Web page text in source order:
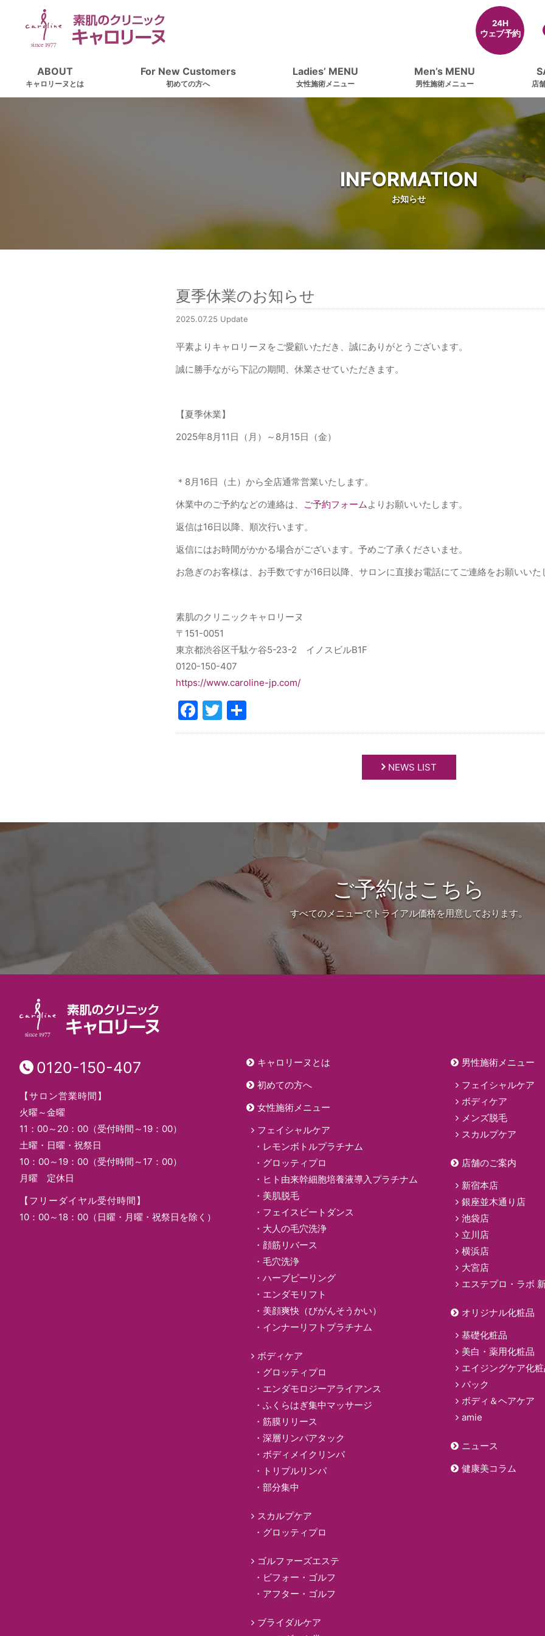
ABOUT
キャロリーヌとは
For New Customers
初めての方へ
Ladies’ MENU
女性施術メニュー
Men’s MENU
男性施術メニュー 店
24H
ウェブ予約
INFORMATION
お知らせ
夏季休業のお知らせ
2025.07.25 Update
平素よりキャロリーヌをご愛顧いただき、誠にありがとうございます。
誠に勝手ながら下記の期間、休業させていただきます。
【夏季休業】
2025年8月11日（月）～8月15日（金）
＊8月16日（土）から全店通常営業いたします。
休業中のご予約などの連絡は、
ご予約フォームよりお願いいたします。
返信は16日以降、順次行います。
返信にはお時間がかかる場合がございます。予めご了承くださいませ。
お急ぎのお客様は、お手数ですが16日以降、サロンに直接お電話にてご連絡をお願いいた
素肌のクリニックキャロリーヌ
〒151-0051
東京都渋谷区千駄ケ谷5-23-2 イノスビルB1F
0120-150-407
https://www.caroline-jp.com/
Facebook
Twitter
共
有
NEWS LIST
ご予約はこちら
すべてのメニューでトライアル価格を用意しております。
0120-150-407
【サロン営業時間】
火曜～金曜
11：00～20：00（受付時間～19：00）
土曜・日曜・祝祭日
10：00～19：00（受付時間～17：00）
月曜 定休日
【フリーダイヤル受付時間】
10：00～18：00（日曜・月曜・祝祭日を除く）
キャロリーヌとは
初めての方へ
女性施術メニュー
フェイシャルケア
レモンボトルプラチナム
グロッティプロ
ヒト由来幹細胞培養液導入プラチナム
美肌脱毛
フェイスビートダンス
大人の毛穴洗浄
顔筋リバース
毛穴洗浄
ハーブピーリング
エンダモリフト
美顔爽快（びがんそうかい）
インナーリフトプラチナム
ボディケア
グロッティプロ
エンダモロジーアライアンス
ふくらはぎ集中マッサージ
筋膜リリース
深層リンパアタック
ボディメイクリンパ
トリプルリンパ
部分集中
スカルプケア
グロッティプロ
ゴルファーズエステ
ビフォー・ゴルフ
アフター・ゴルフ
ブライダルケア
男性施術メニュー
フェイシャルケア
ボディケア
メンズ脱毛
スカルプケア
店舗のご案内
新宿本店
銀座並木通り店
池袋店
立川店
横浜店
大宮店
エステプロ・ラボ
オリジナル化粧品
基礎化粧品
美白・薬用化粧品
エイジングケア化
パック
ボディ＆ヘアケア
amie
ニュース
健康美コラム